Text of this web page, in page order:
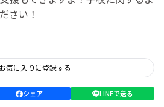
さい！
お気に入りに登録する
シェア LINEで送る